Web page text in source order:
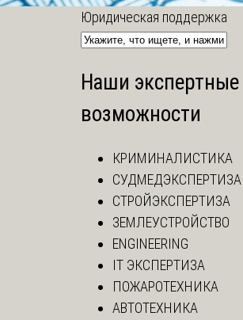
Юридическая поддержка
Наши экспертные
возможности
КРИМИНАЛИСТИКА
СУДМЕДЭКСПЕРТИЗА
СТРОЙЭКСПЕРТИЗА
ЗЕМЛЕУСТРОЙСТВО
ENGINEERING
IT ЭКСПЕРТИЗА
ПОЖАРОТЕХНИКА
АВТОТЕХНИКА